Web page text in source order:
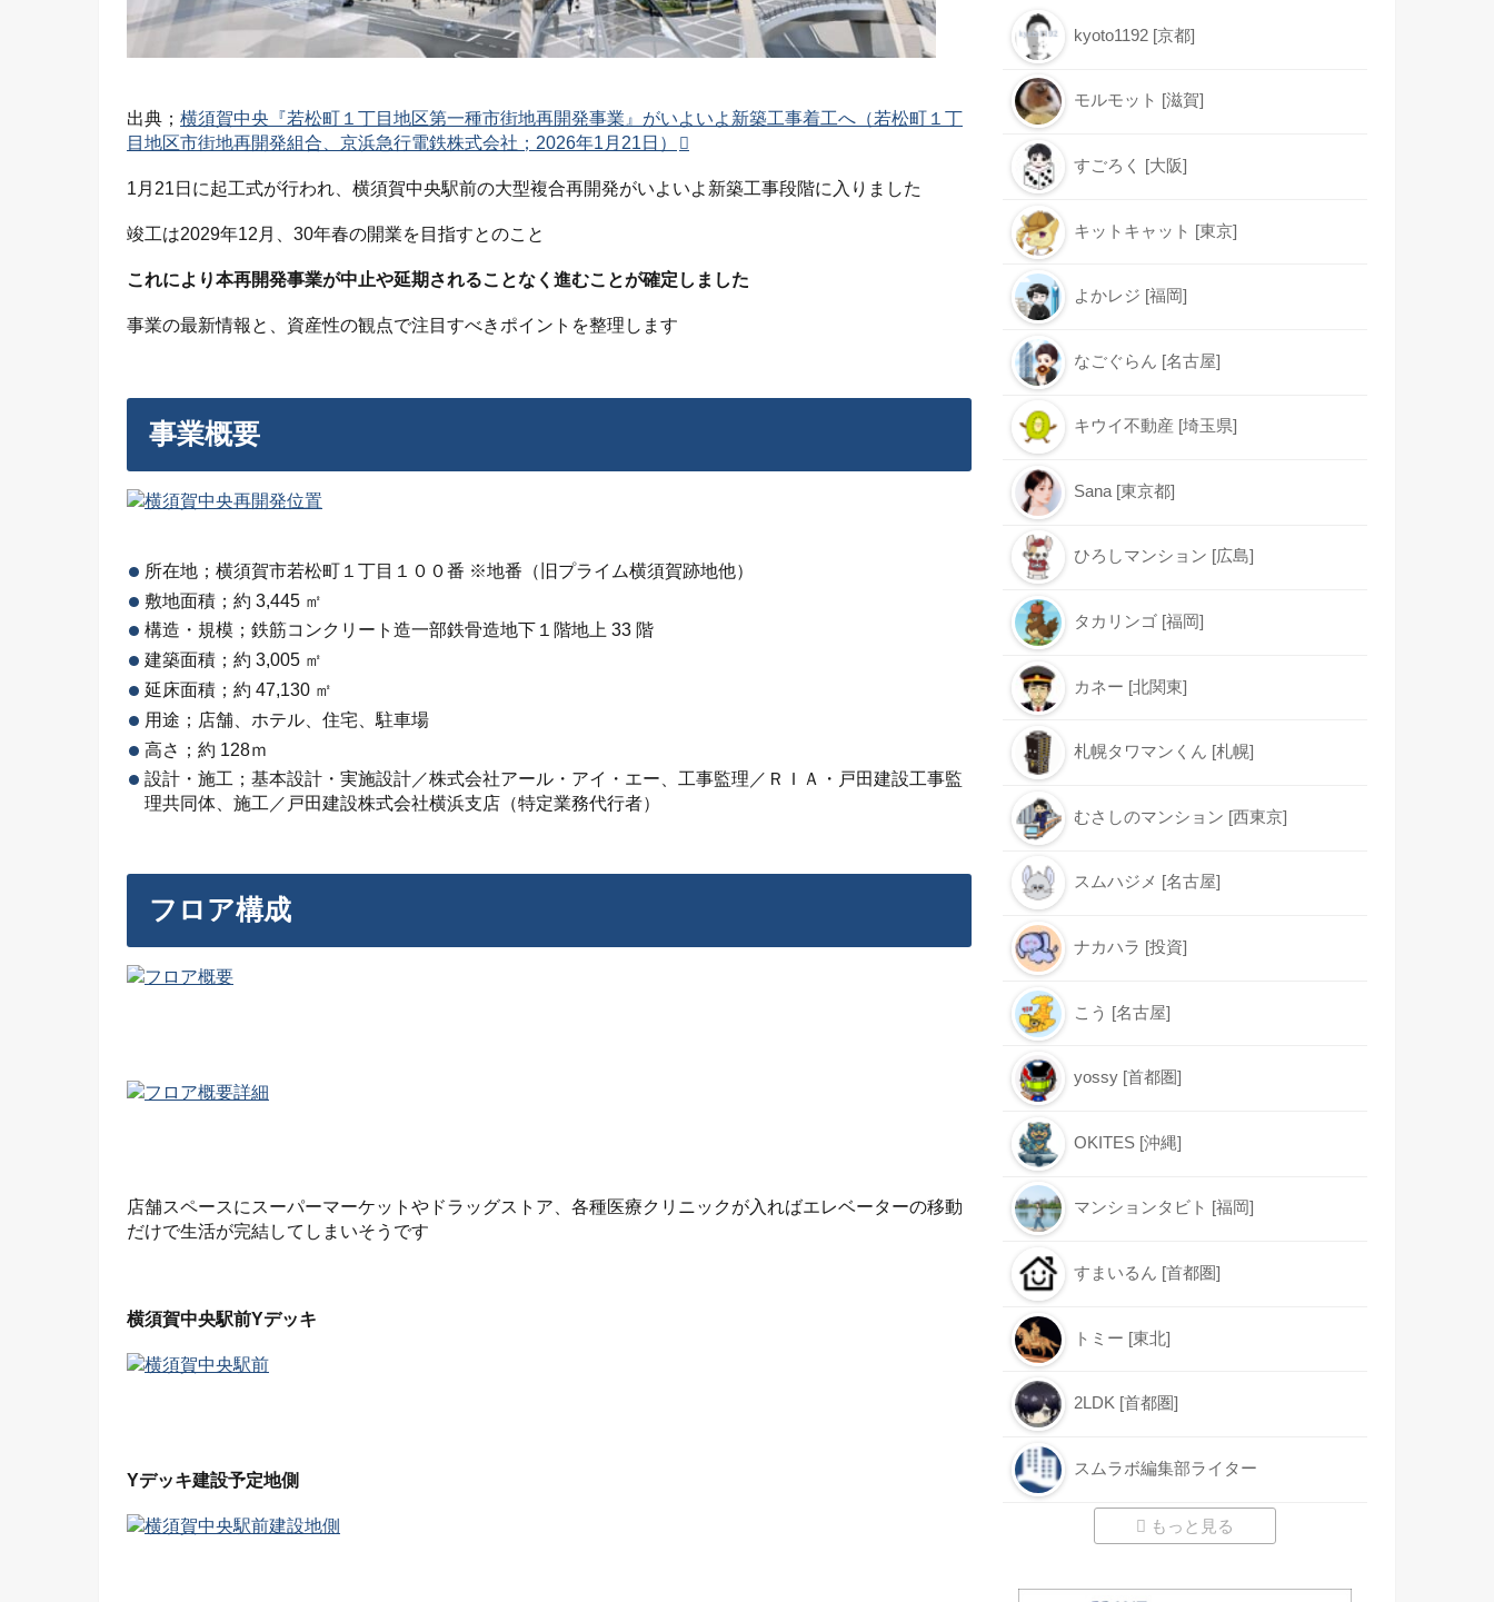
出典； 横須賀中央『若松町１丁目地区第一種市街地再開発事業』がいよいよ新築工事着工へ（若松町１丁
目地区市街地再開発組合、京浜急行電鉄株式会社；2026年1月21日）
1月21日に起工式が行われ、横須賀中央駅前の大型複合再開発がいよいよ新築工事段階に入りました
竣工は2029年12月、30年春の開業を目指すとのこと
これにより本再開発事業が中止や延期されることなく進むことが確定しました
事業の最新情報と、資産性の観点で注目すべきポイントを整理します
事業概要
所在地；横須賀市若松町１丁目１００番 ※地番（旧プライム横須賀跡地他）
敷地面積；約 3,445 ㎡
構造・規模；鉄筋コンクリート造一部鉄骨造地下１階地上 33 階
建築面積；約 3,005 ㎡
延床面積；約 47,130 ㎡
用途；店舗、ホテル、住宅、駐車場
高さ；約 128ｍ
設計・施工；基本設計・実施設計／株式会社アール・アイ・エー、 工事監理／ＲＩＡ・戸田建設工事監
理共同体、施工／戸田建設株式会社横浜支店（特定業務代行者）
フロア構成
店舗スペースにスーパーマーケットやドラッグストア、各種医療クリニックが入ればエレベーターの移動
だけで生活が完結してしまいそうです
横須賀中央駅前Yデッキ
Yデッキ建設予定地側
kyoto1192 [京都]
モルモット [滋賀]
すごろく [大阪]
キットキャット [東京]
よかレジ [福岡]
なごぐらん [名古屋]
キウイ不動産 [埼玉県]
Sana [東京都]
ひろしマンション [広島]
タカリンゴ [福岡]
カネー [北関東]
札幌タワマンくん [札幌]
むさしのマンション [西東京]
スムハジメ [名古屋]
ナカハラ [投資]
こう [名古屋]
yossy [首都圏]
OKITES [沖縄]
マンションタビト [福岡]
すまいるん [首都圏]
トミー [東北]
2LDK [首都圏]
スムラボ編集部ライター
もっと見る